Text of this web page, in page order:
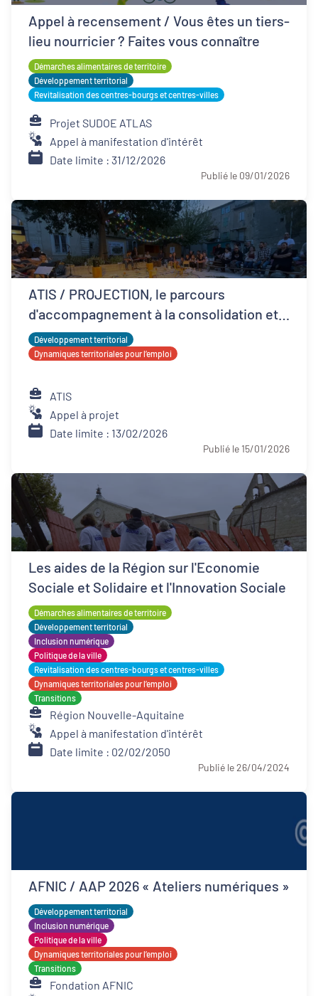
Appel à recensement / Vous êtes un tiers-
lieu nourricier ? Faites vous connaître
Démarches alimentaires de territoire
Développement territorial
Revitalisation des centres-bourgs et centres-villes
Projet SUDOE ATLAS
Appel à manifestation d'intérêt
Date limite : 31/12/2026
Publié le 09/01/2026
ATIS / PROJECTION, le parcours
d'accompagnement à la consolidation et
développement ESS
Développement territorial
Dynamiques territoriales pour l’emploi
ATIS
Appel à projet
Date limite : 13/02/2026
Publié le 15/01/2026
Les aides de la Région sur l'Economie
Sociale et Solidaire et l'Innovation Sociale
Démarches alimentaires de territoire
Développement territorial
Inclusion numérique
Politique de la ville
Revitalisation des centres-bourgs et centres-villes
Dynamiques territoriales pour l’emploi
Transitions
Région Nouvelle-Aquitaine
Appel à manifestation d'intérêt
Date limite : 02/02/2050
Publié le 26/04/2024
AFNIC / AAP 2026 « Ateliers numériques »
Développement territorial
Inclusion numérique
Politique de la ville
Dynamiques territoriales pour l’emploi
Transitions
Fondation AFNIC